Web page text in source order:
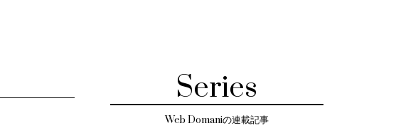
Series
Web Domaniの連載記事